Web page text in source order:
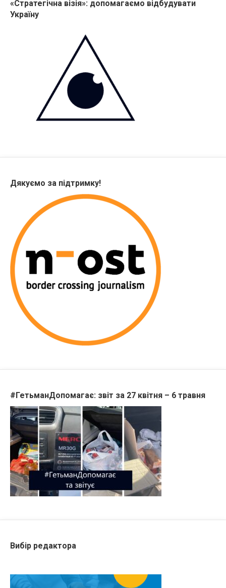
«Стратегічна візія»: допомагаємо відбудувати
Україну
Дякуємо за підтримку!
#ГетьманДопомагає: звіт за 27 квітня – 6 травня
Вибір редактора